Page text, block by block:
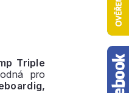
Triple
pro